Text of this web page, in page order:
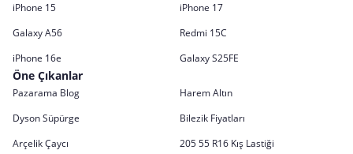
iPhone 15
iPhone 17
Galaxy A56
Redmi 15C
iPhone 16e
Galaxy S25FE
Öne Çıkanlar
Pazarama Blog
Harem Altın
Dyson Süpürge
Bilezik Fiyatları
Arçelik Çaycı
205 55 R16 Kış Lastiği